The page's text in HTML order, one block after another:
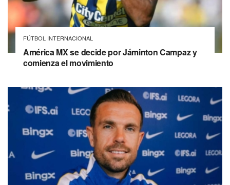
FÚTBOL INTERNACIONAL
América MX se decide por Jáminton Campaz y
comienza el movimiento